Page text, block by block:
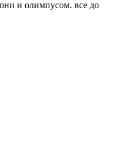
и олимпусом. все до